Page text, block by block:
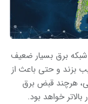
شبکه برق بسیار ضعیف
بزند و حتی باعث از
هرچند قبض برق
خواهد بود.